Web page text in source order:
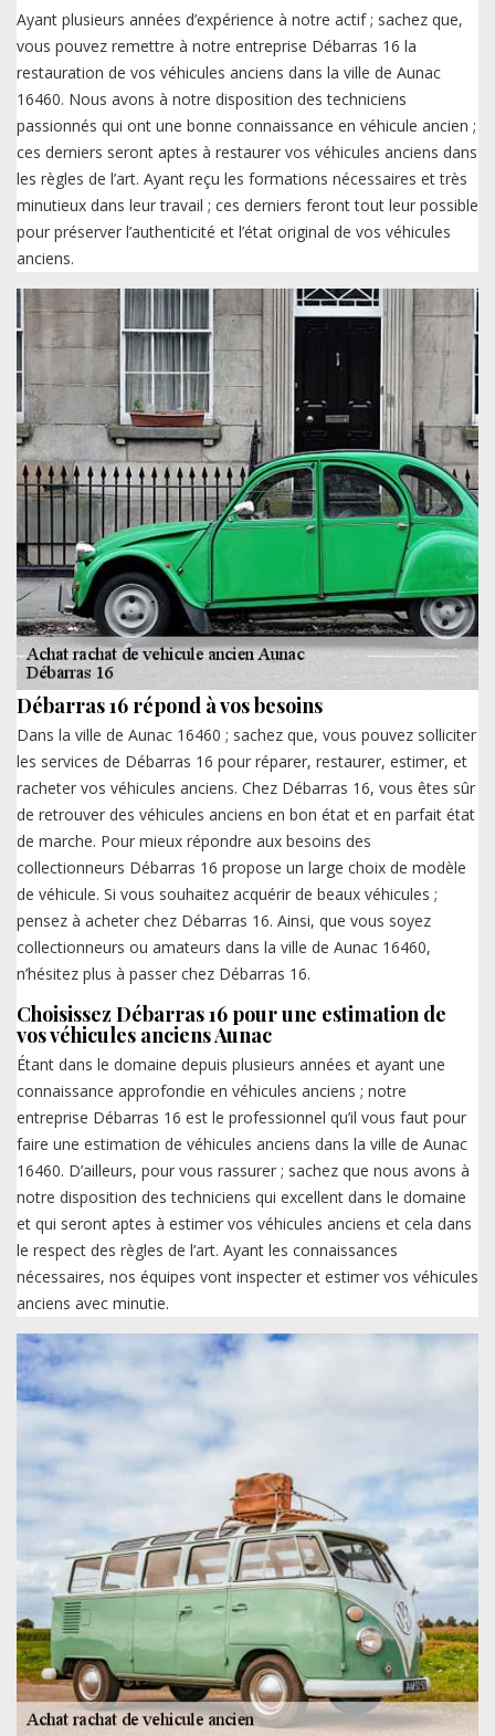
Ayant plusieurs années d’expérience à notre actif ; sachez que,
vous pouvez remettre à notre entreprise Débarras 16 la
restauration de vos véhicules anciens dans la ville de Aunac
16460. Nous avons à notre disposition des techniciens
passionnés qui ont une bonne connaissance en véhicule ancien ;
ces derniers seront aptes à restaurer vos véhicules anciens dans
les règles de l’art. Ayant reçu les formations nécessaires et très
minutieux dans leur travail ; ces derniers feront tout leur possible
pour préserver l’authenticité et l’état original de vos véhicules
anciens.
Débarras 16 répond à vos besoins
Dans la ville de Aunac 16460 ; sachez que, vous pouvez solliciter
les services de Débarras 16 pour réparer, restaurer, estimer, et
racheter vos véhicules anciens. Chez Débarras 16, vous êtes sûr
de retrouver des véhicules anciens en bon état et en parfait état
de marche. Pour mieux répondre aux besoins des
collectionneurs Débarras 16 propose un large choix de modèle
de véhicule. Si vous souhaitez acquérir de beaux véhicules ;
pensez à acheter chez Débarras 16. Ainsi, que vous soyez
collectionneurs ou amateurs dans la ville de Aunac 16460,
n’hésitez plus à passer chez Débarras 16.
Choisissez Débarras 16 pour une estimation de
vos véhicules anciens Aunac
Étant dans le domaine depuis plusieurs années et ayant une
connaissance approfondie en véhicules anciens ; notre
entreprise Débarras 16 est le professionnel qu’il vous faut pour
faire une estimation de véhicules anciens dans la ville de Aunac
16460. D’ailleurs, pour vous rassurer ; sachez que nous avons à
notre disposition des techniciens qui excellent dans le domaine
et qui seront aptes à estimer vos véhicules anciens et cela dans
le respect des règles de l’art. Ayant les connaissances
nécessaires, nos équipes vont inspecter et estimer vos véhicules
anciens avec minutie.